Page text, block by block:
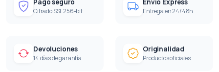
Pago seguro
Cifrado SSL 256-bit
Envío Express
Entrega en 24/48h
Devoluciones
14 días de garantía
Originalidad
Productos oficiales